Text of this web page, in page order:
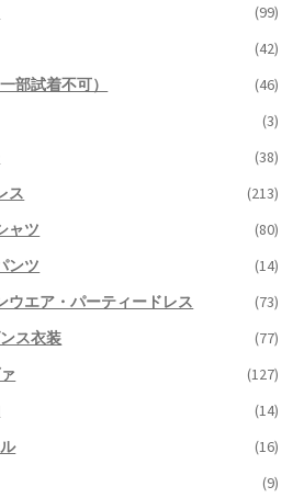
(99)
(42)
部試着不可）
(46)
(3)
(38)
ス
(213)
ャツ
(80)
ンツ
(14)
ウエア・パーティードレス
(73)
ス衣装
(77)
(127)
(14)
(16)
(9)